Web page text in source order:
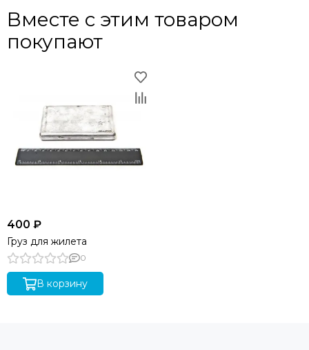
Вместе с этим товаром
покупают
400 ₽
Груз для жилета
0
В корзину